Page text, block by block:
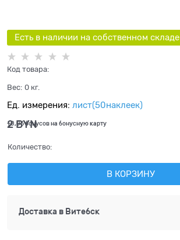
Есть в наличии на собственном складе
Код товара:
Вес: 0 кг.
Ед. измерения: лист(50наклеек)
2 BYN
+0,06 бонусов на бонусную карту
Количество:
В КОРЗИНУ
Доставка в Витебск